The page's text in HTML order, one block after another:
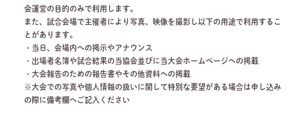
会運営の目的のみで利用します。
また、試合会場で主催者により写真、映像を撮影し以下の用途で利用するこ
とがあります。
・当日、会場内への掲示やアナウンス
・出場者名簿や試合結果の当協会並びに当大会ホームページへの掲載
・大会報告のための報告書やその他資料への掲載
※大会での写真や個人情報の扱いに関して特別な要望がある場合は申し込み
の際に備考欄へご記入ください